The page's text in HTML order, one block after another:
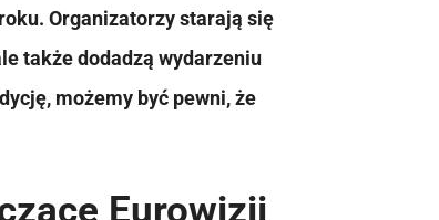
Organizatorzy starają się
także dodadzą wydarzeniu
możemy być pewni, że
Eurowizji